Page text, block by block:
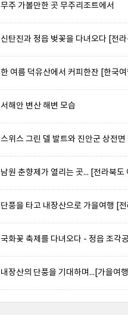
무주 가볼만한 곳 무주리조트에서
신탄진과 정읍 벚꽃을 다녀오다 [전
한 여름 덕유산에서 커피한잔 [한국
서해안 변산 해변 모습
스위스 그린 델 발트와 진안군 상전
남원 춘향제가 열리는 곳... [전라북도
단풍을 타고 내장산으로 가을여행 [
국화꽃 축제를 다녀오다 - 정읍 조각
내장산의 단풍을 기대하며...[가을여